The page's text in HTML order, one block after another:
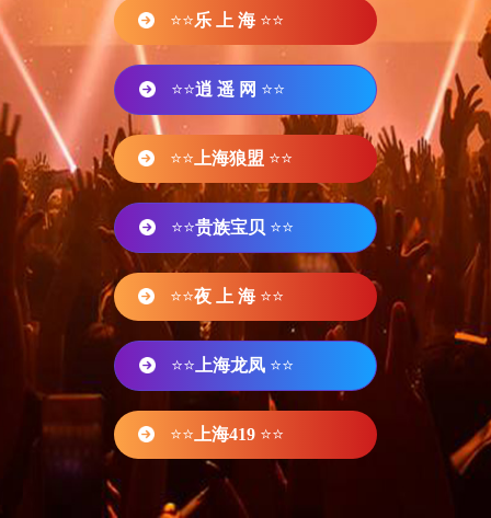
⭐⭐乐 上 海 ⭐⭐
⭐⭐逍 遥 网 ⭐⭐
⭐⭐ 上海狼盟 ⭐⭐
⭐⭐贵族宝贝 ⭐⭐
⭐⭐夜 上 海 ⭐⭐
⭐⭐ 上海龙凤 ⭐⭐
⭐⭐ 上海419 ⭐⭐